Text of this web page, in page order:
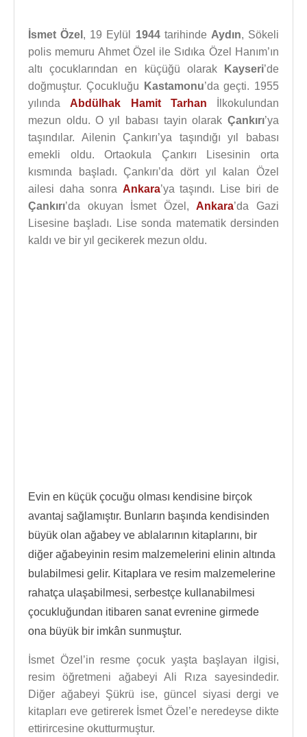
İsmet Özel , 19 Eylül 1944tarihinde Aydın, Sökeli
polis memuru Ahmet Özel ile Sıdıka Özel Hanım’ın
altı çocuklarından en küçüğü olarak
Kayseri’de
doğmuştur. Çocukluğu
Kastamonu’da geçti. 1955
yılındaAbdülhak Hamit Tarhan İlkokulundan
mezun oldu. O yıl babası tayin olarak Çankırı’ya
taşındılar. Ailenin Çankırı’ya taşındığı yıl babası
emekli oldu. Ortaokula Çankırı Lisesinin orta
kısmında başladı. Çankırı’da dört yıl kalan Özel
ailesi daha sonra Ankara’ya taşındı. Lise biri de
Çankırı’da okuyan İsmet Özel,Ankara’da Gazi
Lisesine başladı. Lise sonda matematik dersinden
kaldı ve bir yıl gecikerek mezun oldu.
Evin en küçük çocuğu olması kendisine birçok
avantaj sağlamıştır. Bunların başında kendisinden
büyük olan ağabey ve ablalarının kitaplarını, bir
diğer ağabeyinin resim malzemelerini elinin altında
bulabilmesi gelir. Kitaplara ve resim malzemelerine
rahatça ulaşabilmesi, serbestçe kullanabilmesi
çocukluğundan itibaren sanat evrenine girmede
ona büyük bir imkân sunmuştur.
İsmet Özel’in resme çocuk yaşta başlayan ilgisi,
resim öğretmeni ağabeyi Ali Rıza sayesindedir.
Diğer ağabeyi Şükrü ise, güncel siyasi dergi ve
kitapları eve getirerek İsmet Özel’e neredeyse dikte
ettirircesine okutturmuştur.